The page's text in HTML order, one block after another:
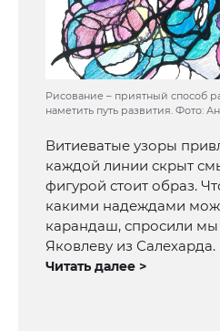
Рисование – приятный способ
наметить путь развития. Фото:
Витиеватые узоры
каждой линии скрыт
фигурой стоит образ.
какими надеждами
карандаш, спросили
Яковлеву из Салехарда.
Читать далее >